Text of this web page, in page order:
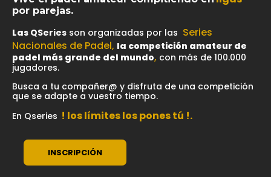
por parejas.
Las QSeries son organizadas por las Series
Nacionales de Padel, la competición amateur de
padel más grande del mundo, con más de 100.000
jugadores.
Busca a tu compañer@ y disfruta de una competición
que se adapte a vuestro tiempo.
En Qseries ! los límites los pones tú !.
INSCRIPCIÓN